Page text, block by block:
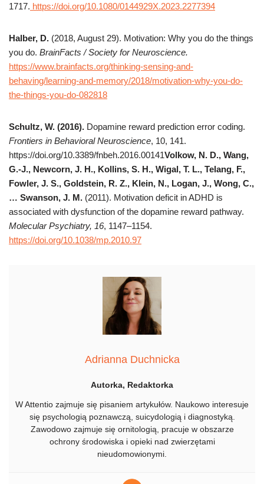
1717. https://doi.org/10.1080/0144929X.2023.2277394
Halber, D. (2018, August 29). Motivation: Why you do the things
you do. BrainFacts / Society for Neuroscience.
https://www.brainfacts.org/thinking-sensing-and-
behaving/learning-and-memory/2018/motivation-why-you-do-
the-things-you-do-082818
Schultz, W. (2016). Dopamine reward prediction error coding.
Frontiers in Behavioral Neuroscience, 10, 141.
https://doi.org/10.3389/fnbeh.2016.00141Volkow, N. D., Wang,
G.-J., Newcorn, J. H., Kollins, S. H., Wigal, T. L., Telang, F.,
Fowler, J. S., Goldstein, R. Z., Klein, N., Logan, J., Wong, C.,
… Swanson, J. M. (2011). Motivation deficit in ADHD is
associated with dysfunction of the dopamine reward pathway.
Molecular Psychiatry, 16, 1147–1154.
https://doi.org/10.1038/mp.2010.97
Adrianna Duchnicka
Autorka, Redaktorka
W Attentio zajmuje się pisaniem artykułów. Naukowo interesuje
się psychologią poznawczą, suicydologią i diagnostyką.
Zawodowo zajmuje się ornitologią, pracuje w obszarze
ochrony środowiska i opieki nad zwierzętami
nieudomowionymi.